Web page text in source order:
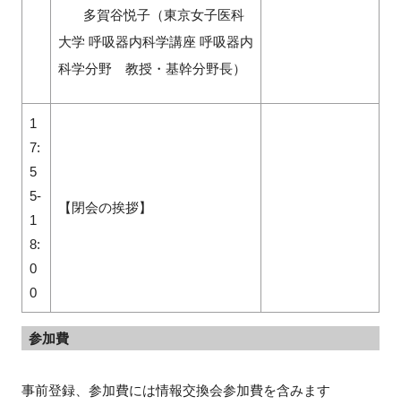
多賀谷悦子（東京女子医科
大学 呼吸器内科学講座 呼吸器内
科学分野 教授・基幹分野長）
1
7:
5
5-
1
8:
0
0
【閉会の挨拶】
参加費
事前登録、参加費には情報交換会参加費を含みます